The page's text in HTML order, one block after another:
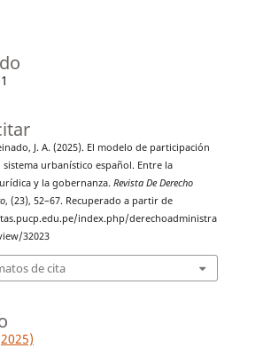
J. A. (2025). El modelo de participación
sistema urbanístico español. Entre la
y la gobernanza. Revista De Derecho
, (23), 52–67. Recuperado a partir de
index.php/derechoadministra
32023
de cita